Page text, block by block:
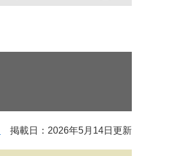
掲載日：2026年5月14日更新